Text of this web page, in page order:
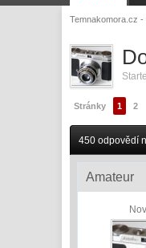
Temnakomora.cz
Stránky 1 2
450 odpovědí
Amateur